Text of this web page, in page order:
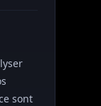
sont